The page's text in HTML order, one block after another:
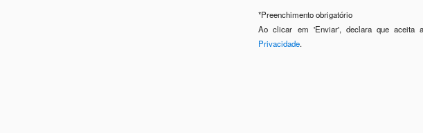
*Preenchimento obrigatório
Ao clicar em 'Enviar', declara que aceita
Privacidade.